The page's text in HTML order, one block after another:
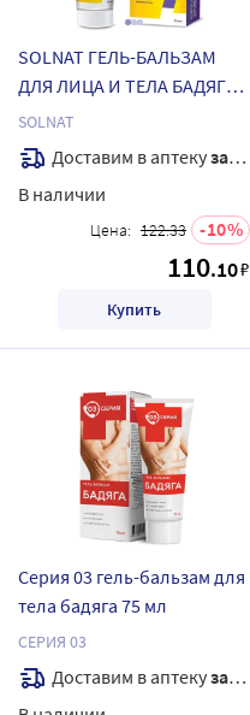
SOLNAT ГЕЛЬ-БАЛЬЗАМ
ДЛЯ ЛИЦА И ТЕЛА БАДЯГА
НЕО 75МЛ
SOLNAT
Доставим в аптекузавтра
В наличии
Цена: 122.33 10
110.10₽
Купить
Серия 03 гель-бальзам для
тела бадяга 75 мл
СЕРИЯ 03
Доставим в аптекузавтра